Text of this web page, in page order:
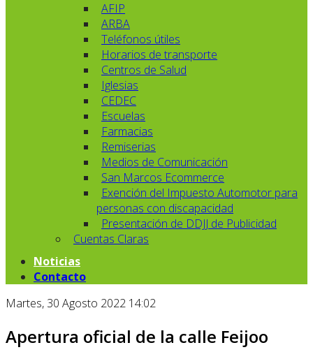
AFIP
ARBA
Teléfonos útiles
Horarios de transporte
Centros de Salud
Iglesias
CEDEC
Escuelas
Farmacias
Remiserias
Medios de Comunicación
San Marcos Ecommerce
Exención del Impuesto Automotor para
personas con discapacidad
Presentación de DDJJ de Publicidad
Cuentas Claras
Noticias
Contacto
Martes, 30 Agosto 2022 14:02
Apertura oficial de la calle Feijoo